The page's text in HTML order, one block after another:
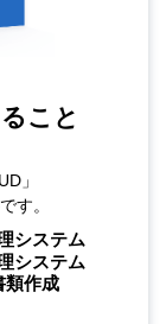
こと
」
す。
システム
システム
類作成